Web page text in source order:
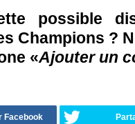
possible
Champions ?
«Ajouter un
Facebook